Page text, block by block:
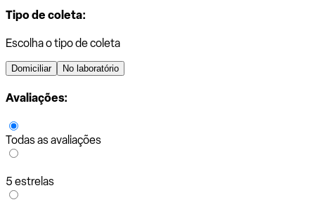
Tipo de coleta:
Escolha o tipo de coleta
Domiciliar No laboratório
Avaliações:
Todas as avaliações
5 estrelas